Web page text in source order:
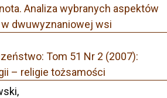
Analiza wybranych aspektów
dwuwyznaniowej wsi
Tom 51 Nr 2 (2007):
– religie tożsamości